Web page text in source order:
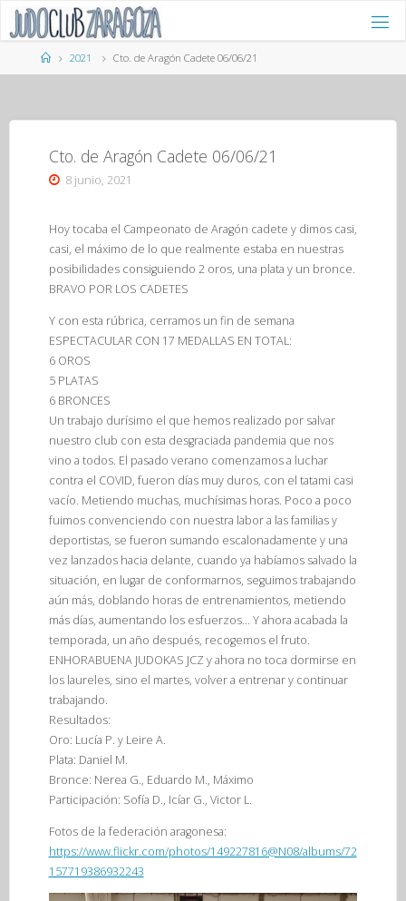
Saltar
contenidoPágina
de
2021 Cto. de Aragón Cadete 06/06/21
Cto. de Aragón Cadete 06/06/21
8 junio, 2021
Hoy tocaba el Campeonato de Aragón cadete y dimos casi,
casi, el máximo de lo que realmente estaba en nuestras
posibilidades consiguiendo 2 oros, una plata y un bronce.
BRAVO POR LOS CADETES
Y con esta rúbrica, cerramos un fin de semana
ESPECTACULAR CON 17 MEDALLAS EN TOTAL:
6 OROS
5 PLATAS
6 BRONCES
Un trabajo durísimo el que hemos realizado por salvar
nuestro club con esta desgraciada pandemia que nos
vino a todos. El pasado verano comenzamos a luchar
contra el COVID, fueron días muy duros, con el tatami casi
vacío. Metiendo muchas, muchísimas horas. Poco a poco
fuimos convenciendo con nuestra labor a las familias y
deportistas, se fueron sumando escalonadamente y una
vez lanzados hacia delante, cuando ya habíamos salvado la
situación, en lugar de conformarnos, seguimos trabajando
aún más, doblando horas de entrenamientos, metiendo
más días, aumentando los esfuerzos… Y ahora acabada la
temporada, un año después, recogemos el fruto.
ENHORABUENA JUDOKAS JCZ y ahora no toca dormirse en
los laureles, sino el martes, volver a entrenar y continuar
trabajando.
Resultados:
Oro: Lucía P. y Leire A.
Plata: Daniel M.
Bronce: Nerea G., Eduardo M., Máximo
Participación: Sofía D., Icíar G., Victor L.
Fotos de la federación aragonesa:
https://www.flickr.com/photos/149227816@N08/albums/72
157719386932243